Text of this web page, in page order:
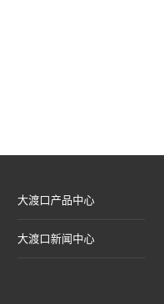
大渡口产品中心
大渡口新闻中心